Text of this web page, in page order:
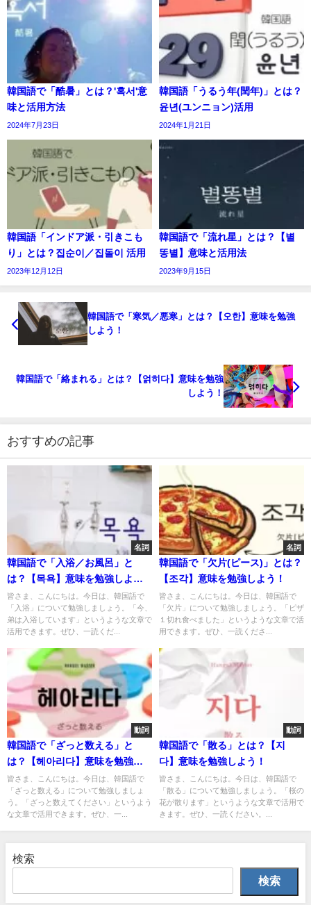
韓国語で「酷暑」とは？'혹서'意
味と活用方法
2024年7月23日
韓国語「うるう年(閏年)」とは？
윤년(ユンニョン)活用
2024年1月21日
韓国語「インドア派・引きこも
り」とは？집순이／집돌이 活用
2023年12月12日
韓国語で「流れ星」とは？【별
똥별】意味と活用法
2023年9月15日
韓国語で「寒気／悪寒」とは？【오한】意味を勉強
しよう！
韓国語で「絡まれる」とは？【얽히다】意味を勉強
しよう！
おすすめの記事
名詞
韓国語で「入浴／お風呂」と
は？【목욕】意味を勉強しよ
う！
皆さま、こんにちは。今日は、韓国語で
「入浴」について勉強しましょう。「今、
弟は入浴しています」というような文章で
活用できます。ぜひ、一読くだ...
名詞
韓国語で「欠片(ピース)」とは？
【조각】意味を勉強しよう！
皆さま、こんにちは。今日は、韓国語で
「欠片」について勉強しましょう。「ピザ
１切れ食べました」というような文章で活
用できます。ぜひ、一読くださ...
動詞
韓国語で「ざっと数える」と
は？【헤아리다】意味を勉強し
よう！
皆さま、こんにちは。今日は、韓国語で
「ざっと数える」について勉強しましょ
う。「ざっと数えてください」というよう
な文章で活用できます。ぜひ、一...
動詞
韓国語で「散る」とは？【지
다】意味を勉強しよう！
皆さま、こんにちは。今日は、韓国語で
「散る」について勉強しましょう。「桜の
花が散ります」というような文章で活用で
きます。ぜひ、一読ください。...
検索
検索